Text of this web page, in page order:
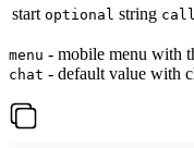
start optional string call
menu - mobile menu with
chat - default value with